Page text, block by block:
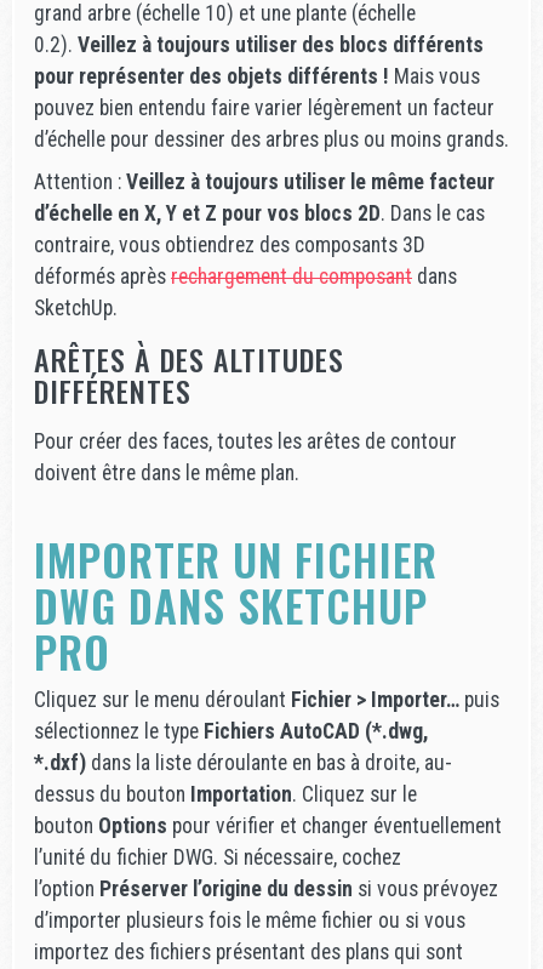
grand arbre (échelle 10) et une plante (échelle
0.2). Veillez à toujours utiliser des blocs différents
pour représenter des objets différents ! Mais vous
pouvez bien entendu faire varier légèrement un facteur
d’échelle pour dessiner des arbres plus ou moins grands.
Attention : Veillez à toujours utiliser le même facteur
d’échelle en X, Y et Z pour vos blocs 2D. Dans le cas
contraire, vous obtiendrez des composants 3D
déformés après rechargement du composant dans
SketchUp.
ARÊTES À DES ALTITUDES
DIFFÉRENTES
Pour créer des faces, toutes les arêtes de contour
doivent être dans le même plan.
IMPORTER UN FICHIER
DWG DANS SKETCHUP
PRO
Cliquez sur le menu déroulant Fichier > Importer… puis
sélectionnez le type Fichiers AutoCAD (*.dwg,
*.dxf) dans la liste déroulante en bas à droite, au-
dessus du bouton Importation. Cliquez sur le
bouton Options pour vérifier et changer éventuellement
l’unité du fichier DWG. Si nécessaire, cochez
l’option Préserver l’origine du dessin si vous prévoyez
d’importer plusieurs fois le même fichier ou si vous
importez des fichiers présentant des plans qui sont